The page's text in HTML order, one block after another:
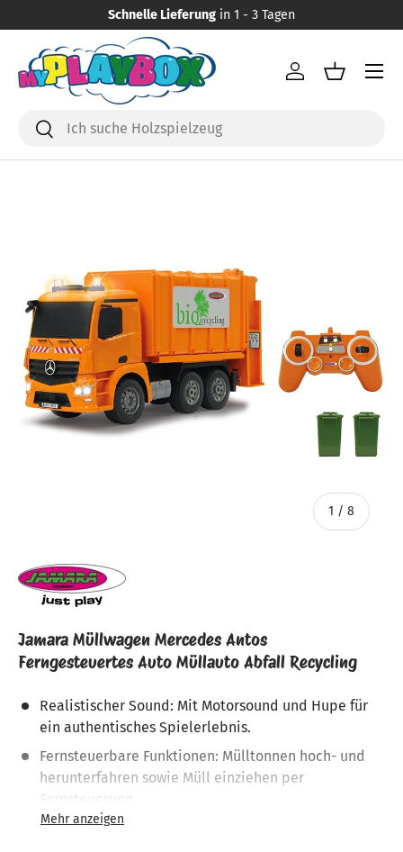
Direkt zum Inhalt
Schnelle Lieferung in 1 - 3 Tagen
Suchen
Suchen
Einloggen
Menü
1 / von
8
Jamara Müllwagen Mercedes Antos
Ferngesteuertes Auto Müllauto Abfall Recycling
Realistischer Sound: Mit Motorsound und Hupe für
ein authentisches Spielerlebnis.
Fernsteuerbare Funktionen: Mülltonnen hoch- und
herunterfahren sowie Müll einziehen per
Fernsteuerung.
Robuste Karosserie: Stabil gebaut für lange